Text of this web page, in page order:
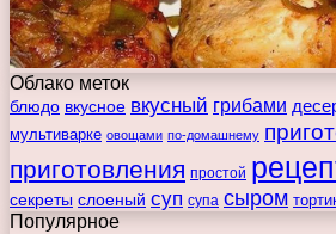
Облако меток
блюдо вкусное вкусный грибами
мультиварке овощами по-домашнему
приготовления простой
секреты слоеный суп супа сыром
Популярное